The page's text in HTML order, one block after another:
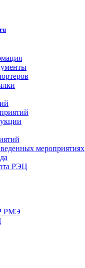
мероприятиях
РЭЦ
РМЭ